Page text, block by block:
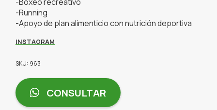
-Running
-Apoyo de plan alimenticio con nutrición deportiva
INSTAGRAM
SKU: 963
CONSULTAR